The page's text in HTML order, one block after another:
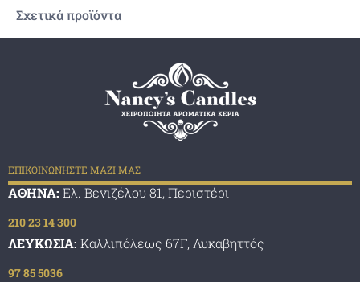
Σχετικά προϊόντα
ΕΠΙΚΟΙΝΩΝΗΣΤΕ ΜΑΖΙ ΜΑΣ
ΑΘΗΝΑ: Ελ. Βενιζέλου 81, Περιστέρι
210 23 14 300
ΛΕΥΚΩΣΙΑ: Καλλιπόλεως 67Γ, Λυκαβηττός
97 85 5036